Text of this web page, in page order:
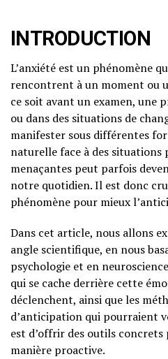
INTRODUCTION
L’anxiété est un phénomène
rencontrent à un moment ou
ce soit avant un examen, une
ou dans des situations de
manifester sous différentes
naturelle face à des situations
menaçantes peut parfois
notre quotidien. Il est donc
phénomène pour mieux
Dans cet article, nous allons
angle scientifique, en nous
psychologie et en
qui se cache derrière cette
déclenchent, ainsi que les
d’anticipation qui pourraient
est d’offrir des outils concrets
manière proactive.